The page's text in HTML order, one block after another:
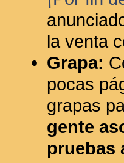
la venta
Grapa:
pocas
grapas
gente
pruebas